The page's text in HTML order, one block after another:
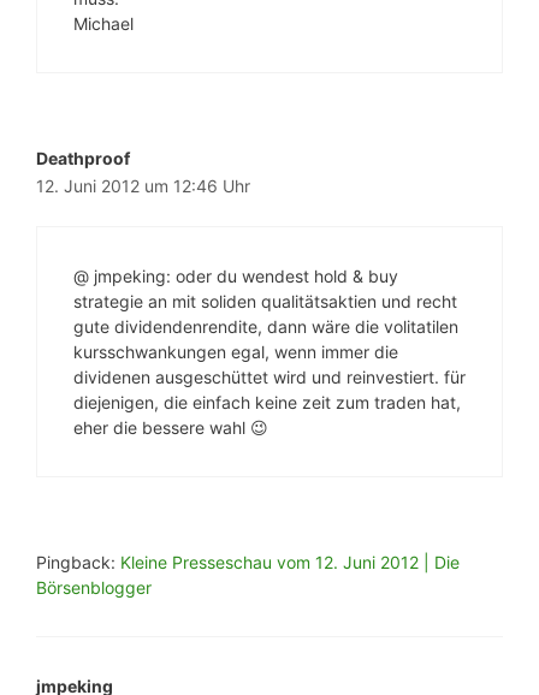
Michael
Deathproof
12. Juni 2012 um 12:46 Uhr
@ jmpeking: oder du wendest hold & buy
strategie an mit soliden qualitätsaktien und recht
gute dividendenrendite, dann wäre die volitatilen
kursschwankungen egal, wenn immer die
dividenen ausgeschüttet wird und reinvestiert. für
diejenigen, die einfach keine zeit zum traden hat,
eher die bessere wahl 😉
Pingback: Kleine Presseschau vom 12. Juni 2012 | Die
Börsenblogger
jmpeking